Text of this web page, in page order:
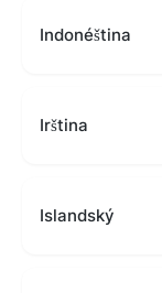
Indonéština
Irština
Islandský